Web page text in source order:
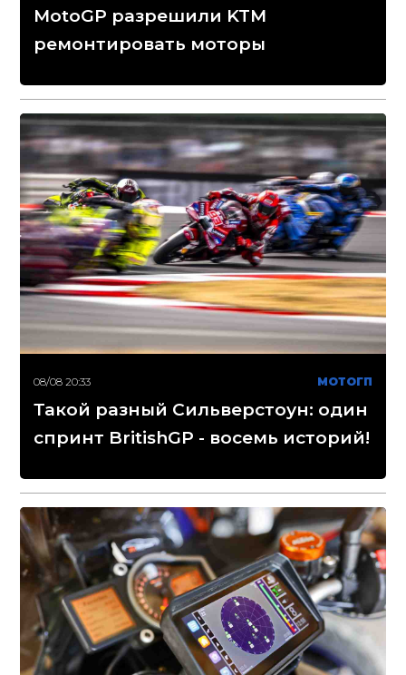
MotoGP разрешили KTM
ремонтировать моторы
08/08 20:33 МОТОГП
Такой разный Сильверстоун: один
спринт BritishGP - восемь историй!